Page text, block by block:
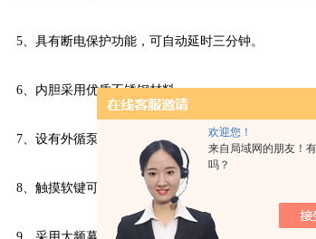
欢迎您！
来自局域网的朋友！
吗？
5、具有断电保护功能，可自动延时三分钟。
6、内胆采用优质不锈钢材料。
7、设有外循泵，可建立机体外第二恒温场，将槽内冷
8、触摸软键可快速设定温度，操作方便。